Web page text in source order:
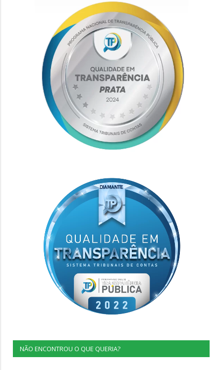
NÃO ENCONTROU O QUE QUERIA?